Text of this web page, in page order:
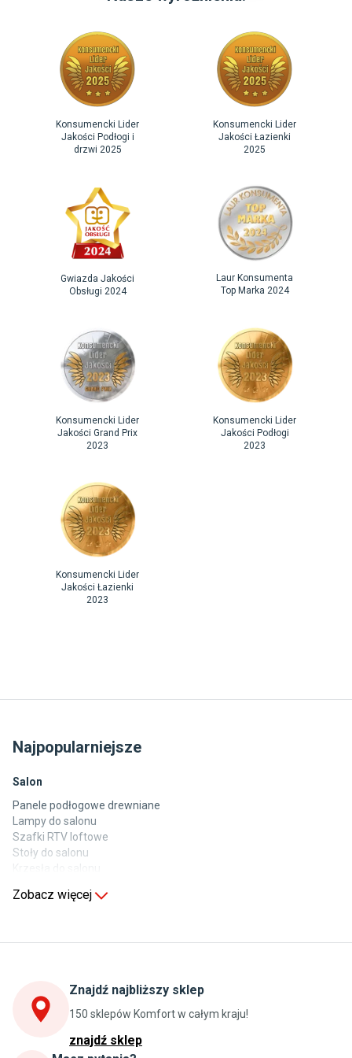
Konsumencki Lider
Jakości Podłogi i
drzwi 2025
Konsumencki Lider
Jakości Łazienki
2025
Gwiazda Jakości
Obsługi 2024
Laur Konsumenta
Top Marka 2024
Konsumencki Lider
Jakości Grand Prix
2023
Konsumencki Lider
Jakości Podłogi
2023
Konsumencki Lider
Jakości Łazienki
2023
Najpopularniejsze
Salon
Panele podłogowe drewniane
Lampy do salonu
Szafki RTV loftowe
Stoły do salonu
Stoły do kuchni
Szafki kuchenne wiszące (górne)
Szafki pod zlewozmywak
Blaty kuchenne laminowane
Zobacz więcej
Znajdź najbliższy sklep
150 sklepów Komfort w całym kraju!
znajdź sklep